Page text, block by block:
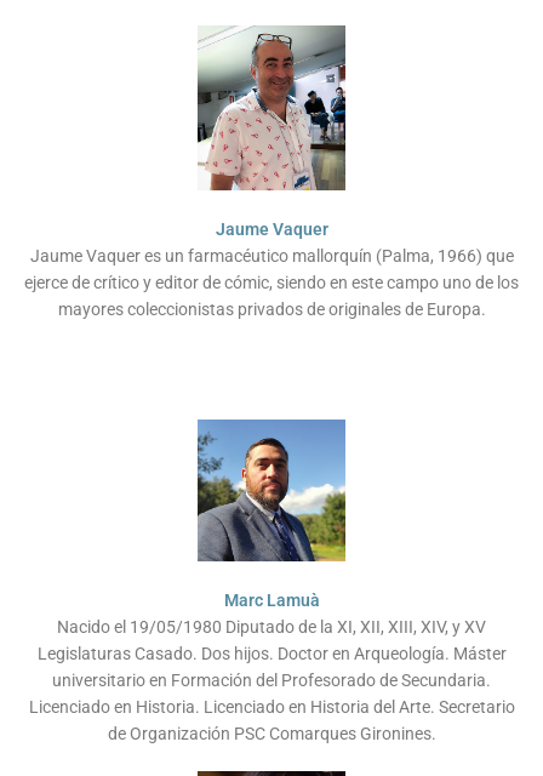
Jaume Vaquer
Jaume Vaquer es un farmacéutico mallorquín (Palma, 1966) que
ejerce de crítico y editor de cómic, siendo en este campo uno de los
mayores coleccionistas privados de originales de Europa.
Marc Lamuà
Nacido el 19/05/1980 Diputado de la XI, XII, XIII, XIV, y XV
Legislaturas Casado. Dos hijos. Doctor en Arqueología. Máster
universitario en Formación del Profesorado de Secundaria.
Licenciado en Historia. Licenciado en Historia del Arte. Secretario
de Organización PSC Comarques Gironines.